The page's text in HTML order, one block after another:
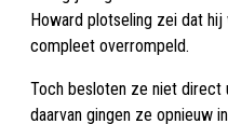
Howard plotseling zei dat hij
compleet overrompeld.
Toch besloten ze niet direct
daarvan gingen ze opnieuw